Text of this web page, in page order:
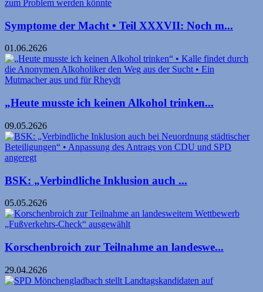
Symptome der Macht • Teil XXXVII: Noch m...
01.06.2626
„Heute musste ich keinen Alkohol trinken...
09.05.2626
BSK: „Verbindliche Inklusion auch ...
05.05.2626
Korschenbroich zur Teilnahme an landeswe...
29.04.2626